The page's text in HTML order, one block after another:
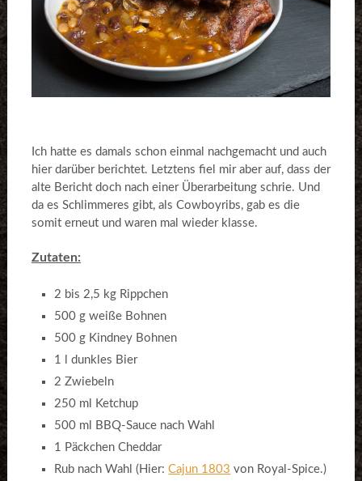
Ich hatte es damals schon einmal nachgemacht und auch
hier darüber berichtet. Letztens fiel mir aber auf, dass der
alte Bericht doch nach einer Überarbeitung schrie. Und
da es Schlimmeres gibt, als Cowboyribs, gab es die
somit erneut und waren mal wieder klasse.
Zutaten:
2 bis 2,5 kg Rippchen
500 g weiße Bohnen
500 g Kindney Bohnen
1 l dunkles Bier
2 Zwiebeln
250 ml Ketchup
500 ml BBQ-Sauce nach Wahl
1 Päckchen Cheddar
Rub nach Wahl (Hier:Cajun 1803 von Royal-Spice.)